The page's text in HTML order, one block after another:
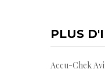
PLUS
Accu-Chek